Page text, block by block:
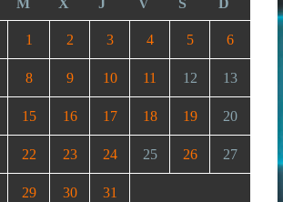
M X J V S D
1 2 3 4 5 6
8 9 10 11 12 13
15 16 17 18 19 20
22 23 24 25 26 27
29 30 31